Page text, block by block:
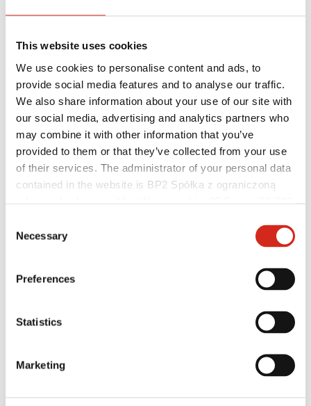
This website uses cookies
We use cookies to personalise content and ads, to
provide social media features and to analyse our traffic.
We also share information about your use of our site with
our social media, advertising and analytics partners who
may combine it with other information that you’ve
provided to them or that they’ve collected from your use
of their services. The administrator of your personal data
contained in the website is BP2 Spółka z ograniczoną
121387608.
Selection
Necessary
Preferences
Statistics
Marketing
Distributoři
Zákaznická zóna – eProfil
Soubory ke stažení
Marketingová nabídka
Program BP2 50:50